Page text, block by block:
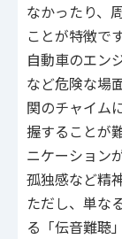
なかったり、
ことが特徴です
自動車のエン
など危険な場
関のチャイム
握することが
ニケーション
孤独感など精
ただし、単な
る「伝音難聴